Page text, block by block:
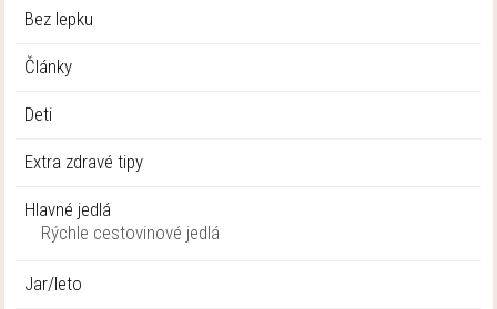
Bez lepku
Články
Deti
Extra zdravé tipy
Hlavné jedlá
Rýchle cestovinové jedlá
Jar/leto